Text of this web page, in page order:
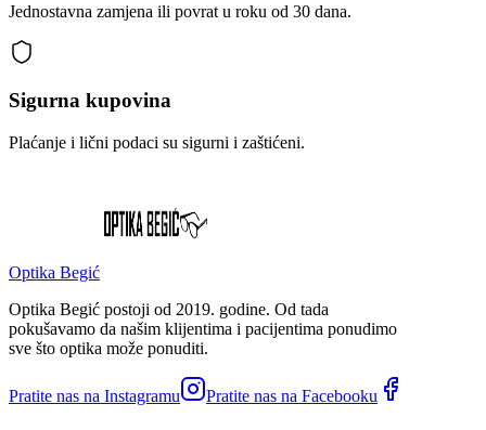
Jednostavna zamjena ili povrat u roku od 30 dana.
Sigurna kupovina
Plaćanje i lični podaci su sigurni i zaštićeni.
Optika Begić
Optika Begić postoji od 2019. godine. Od tada
pokušavamo da našim klijentima i pacijentima ponudimo
sve što optika može ponuditi.
Pratite nas na Instagramu Pratite nas na Facebooku